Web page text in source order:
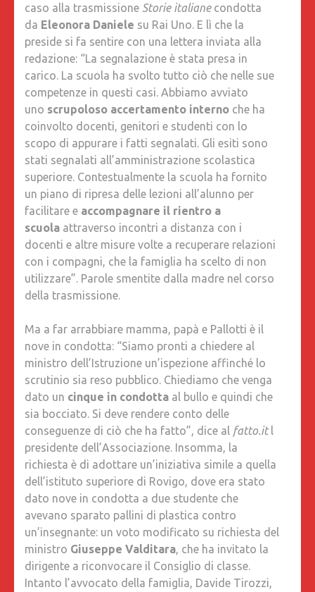
caso alla trasmissione Storie italianecondotta
da Eleonora Daniele su Rai Uno. E lì che la
preside si fa sentire con una lettera inviata alla
redazione: “La segnalazione è stata presa in
carico. La scuola ha svolto tutto ciò che nelle sue
competenze in questi casi. Abbiamo avviato
uno scrupoloso accertamento interno che ha
coinvolto docenti, genitori e studenti con lo
scopo di appurare i fatti segnalati. Gli esiti sono
stati segnalati all’amministrazione scolastica
superiore. Contestualmente la scuola ha fornito
un piano di ripresa delle lezioni all’alunno per
facilitare e accompagnare il rientro a
scuola attraverso incontri a distanza con i
docenti e altre misure volte a recuperare relazioni
con i compagni, che la famiglia ha scelto di non
utilizzare”. Parole smentite dalla madre nel corso
della trasmissione.
Ma a far arrabbiare mamma, papà e Pallotti è il
nove in condotta: “Siamo pronti a chiedere al
ministro dell’Istruzione un’ispezione affinché lo
scrutinio sia reso pubblico. Chiediamo che venga
dato un cinque in condotta al bullo e quindi che
sia bocciato. Si deve rendere conto delle
conseguenze di ciò che ha fatto”, dice al fatto.it l
presidente dell’Associazione. Insomma, la
richiesta è di adottare un’iniziativa simile a quella
dell’istituto superiore di Rovigo, dove era stato
dato nove in condotta a due studente che
avevano sparato pallini di plastica contro
un’insegnante: un voto modificato su richiesta del
ministro Giuseppe Valditara, che ha invitato la
dirigente a riconvocare il Consiglio di classe.
Intanto l’avvocato della famiglia, Davide Tirozzi,